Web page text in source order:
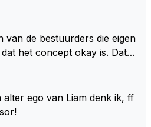
toch de wens dat hij nog een
Red Bull krijgt, waarmee hij d
Lewis 'ik-reed-in-een-Me
dat natuurlijk ook in zich, al
beter.
van de bestuurders die eigen
concept okay is. Dat is
het is niet gezegd dat ik
volg. Om de borst
alter ego van Liam denk ik, ff